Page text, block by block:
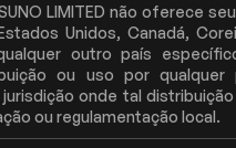
LIMITED não oferece
Unidos, Canadá,
outro país
ou uso por qualquer
onde tal
ou regulamentação local.